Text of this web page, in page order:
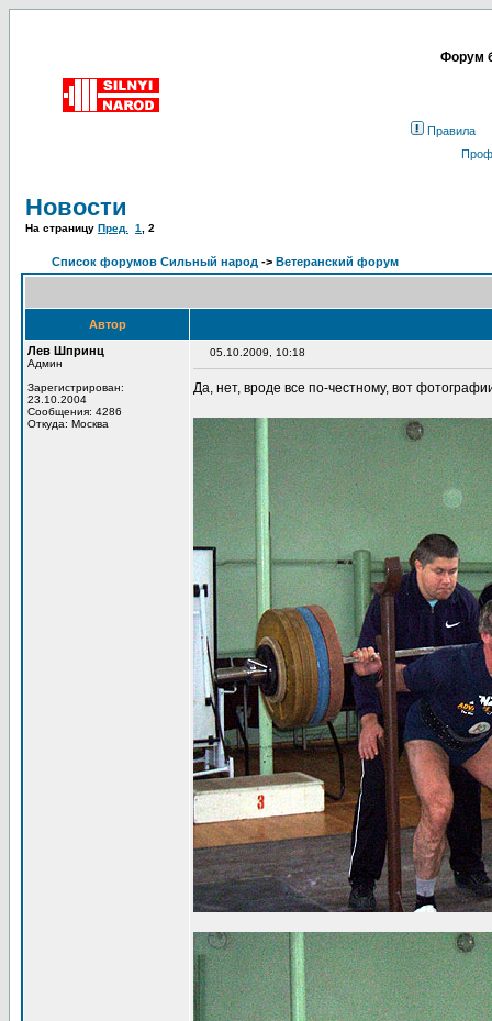
Форум
Правила
Новости
На страницу Пред. 1 2
Список форумов Сильный народ -> Ветеранский форум
Автор
Лев Шпринц
Админ
Зарегистрирован:
23.10.2004
Сообщения: 4286
Откуда: Москва
05.10.2009, 10:18
Да, нет, вроде все по-честному, вот